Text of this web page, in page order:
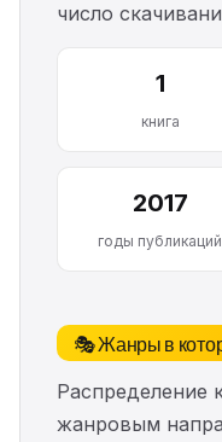
число
1
книга
2017
годы публикаций
🎭 Жанры в
Распределение
жанровым